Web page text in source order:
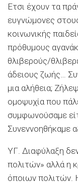
Ετσι έχουν τα
ευγνώμονες
κοινωνικής
πρόθυμους
θλιβερούς/
άδειους ζωής…
μια αλήθεια;
ομοψυχία που
συμφωνούσαμε
Συνεννοηθήκαμε
ΥΓ. Διαφύλαξη
πολιτών» αλλά η
όποιων πολιτών.